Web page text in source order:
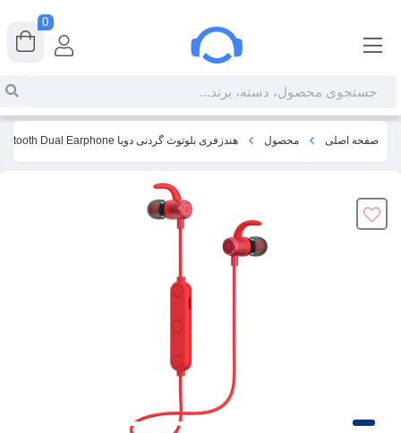
صفحه اصلی محصول هندزفری بلوتوث گردنی دویا DEVIA EM035 Lattice Series Sport Bluetooth Dual Earphone
0